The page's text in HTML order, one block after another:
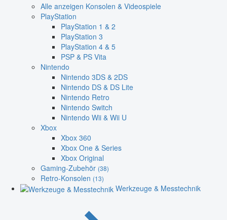
Alle anzeigen Konsolen & Videospiele
PlayStation
PlayStation 1 & 2
PlayStation 3
PlayStation 4 & 5
PSP & PS Vita
Nintendo
Nintendo 3DS & 2DS
Nintendo DS & DS Lite
Nintendo Retro
Nintendo Switch
Nintendo Wii & Wii U
Xbox
Xbox 360
Xbox One & Series
Xbox Original
Gaming-Zubehör (38)
Retro-Konsolen (13)
Werkzeuge & Messtechnik